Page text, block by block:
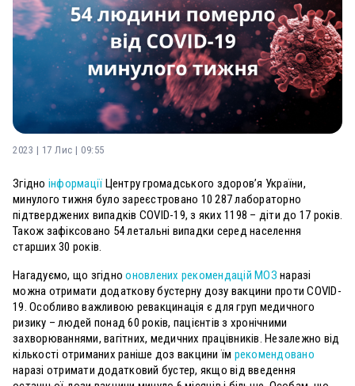
2023 | 17 Лис | 09:55
Згідно інформації Центру громадського здоров’я України,
минулого тижня було зареєстровано 10 287 лабораторно
підтверджених випадків COVID-19, з яких 1198 – діти до 17 років.
Також зафіксовано 54 летальні випадки серед населення
старших 30 років.
Нагадуємо, що згіднооновлених рекомендацій МОЗ наразі
можна отримати додаткову бустерну дозу вакцини проти COVID-
19. Особливо важливою ревакцинація є для груп медичного
ризику – людей понад 60 років, пацієнтів з хронічними
захворюваннями, вагітних, медичних працівників. Незалежно від
кількості отриманих раніше доз вакцини їм рекомендовано
наразі отримати додатковий бустер, якщо від введення